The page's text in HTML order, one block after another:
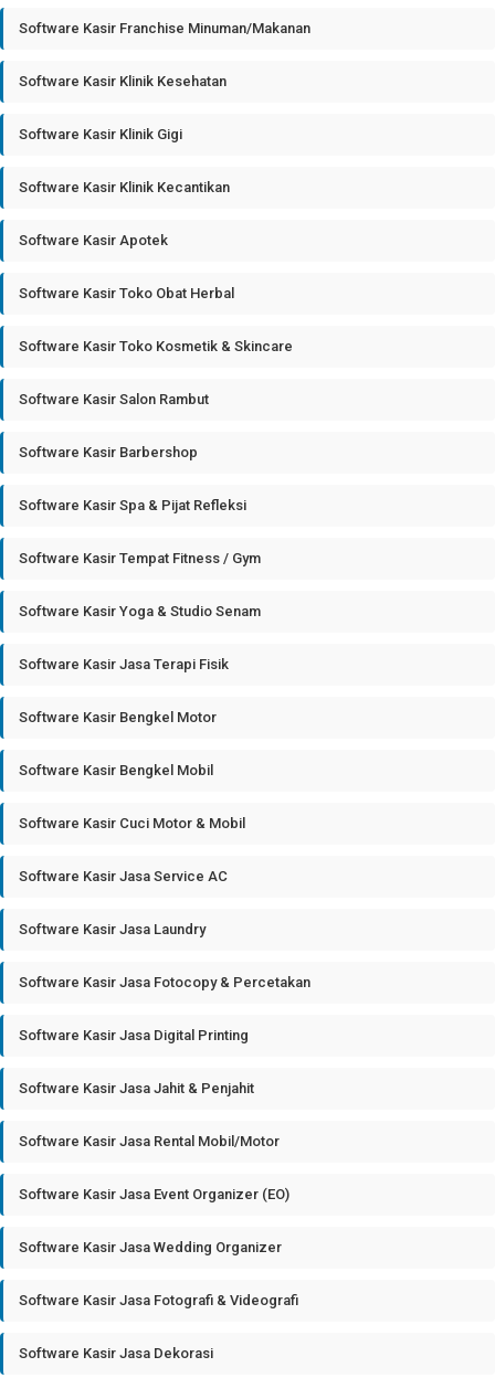
Software Kasir Franchise Minuman/Makanan
Software Kasir Klinik Kesehatan
Software Kasir Klinik Gigi
Software Kasir Klinik Kecantikan
Software Kasir Apotek
Software Kasir Toko Obat Herbal
Software Kasir Toko Kosmetik & Skincare
Software Kasir Salon Rambut
Software Kasir Barbershop
Software Kasir Spa & Pijat Refleksi
Software Kasir Tempat Fitness / Gym
Software Kasir Yoga & Studio Senam
Software Kasir Jasa Terapi Fisik
Software Kasir Bengkel Motor
Software Kasir Bengkel Mobil
Software Kasir Cuci Motor & Mobil
Software Kasir Jasa Service AC
Software Kasir Jasa Laundry
Software Kasir Jasa Fotocopy & Percetakan
Software Kasir Jasa Digital Printing
Software Kasir Jasa Jahit & Penjahit
Software Kasir Jasa Rental Mobil/Motor
Software Kasir Jasa Event Organizer (EO)
Software Kasir Jasa Wedding Organizer
Software Kasir Jasa Fotografi & Videografi
Software Kasir Jasa Dekorasi